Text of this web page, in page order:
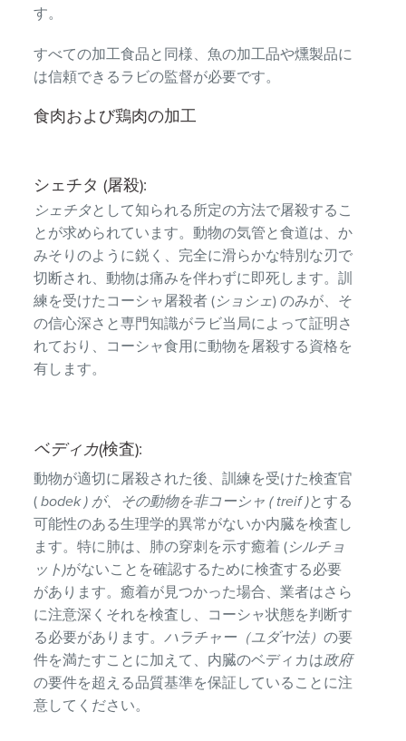
す。
すべての加工食品と同様、魚の加工品や燻製品に
は信頼できるラビの監督が必要です。
食肉および鶏肉の加工
シェチタ (屠殺):
シェチタとして知られる所定の方法で屠殺するこ
とが求められています。動物の気管と食道は、か
みそりのように鋭く、完全に滑らかな特別な刃で
切断され、動物は痛みを伴わずに即死します。訓
練を受けたコーシャ屠殺者 (ショシェ) のみが、そ
の信心深さと専門知識がラビ当局によって証明さ
れており、コーシャ食用に動物を屠殺する資格を
有します。
ベディカ(検査):
動物が適切に屠殺された後、訓練を受けた検査官
(bodek ) が、その動物を非コーシャ ( treif )とする
可能性のある生理学的異常がないか内臓を検査し
ます。特に肺は、肺の穿刺を示す癒着 (シルチョ
ット)がないことを確認するために検査する必要
があります。癒着が見つかった場合、業者はさら
に注意深くそれを検査し、コーシャ状態を判断す
る必要があります。ハラチャー（ユダヤ法）の要
件を満たすことに加えて、内臓のベディカは政府
の要件を超える品質基準を保証していることに注
意してください。